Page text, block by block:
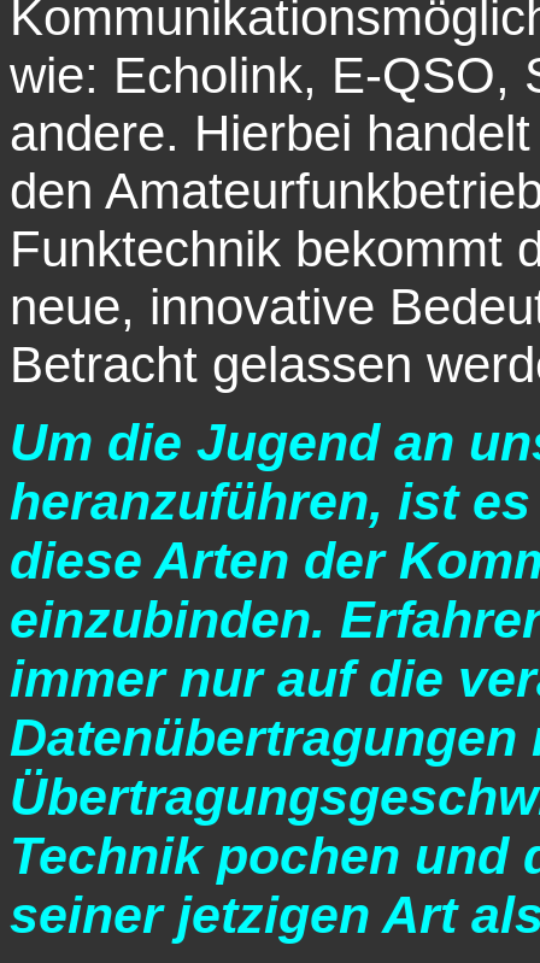
wie: Echolink, E-QSO,
andere. Hierbei
den
Funktechnik bekommt
neue, innovative
Betracht gelassen
Um die Jugend an
heranzuführen, ist
diese Arten der
einzubinden.
immer nur auf die
Datenübertragungen
Technik pochen und
seiner jetzigen Art